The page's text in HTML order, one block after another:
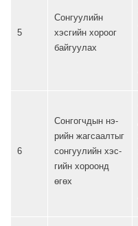
5
Сонгуулийн
хэсгийн хороог
байгуулах
6
Сонгогчдын нэ-
рийн жагсаалтыг
сонгуулийн хэс-
гийн хороонд
өгөх